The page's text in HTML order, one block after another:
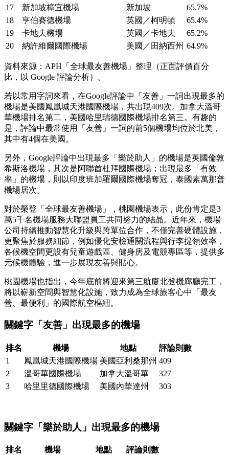
17
新加坡樟宜機場 新加坡
65.7%
18
亨伯賽德機場 英國／柯明頓
65.4%
19
卡地夫機場 英國／卡地夫
65.2%
20
納許維爾國際機場 美國／田納西州 64.9%
資料來源：APH「全球最友善機場」整理（正面評價百分
比，以 Google 評論分析）。
若以常用字詞來看，在Google評論中「友善」一詞出現最多的
機場是美國鳳凰城天港國際機場，共出現409次。加拿大溫哥
華機場排名第二，美國哈里瑞德國際機場排名第三。有趣的
是，評論中最常使用「友善」一詞的前5個機場均位於北美，
其中有4個在美國。
另外，Google評論中出現最多「樂於助人」的機場是英國倫敦
希斯洛機場，其次是阿聯酋杜拜國際機場；出現最多「有效
率」的機場，則以印度班加羅爾國際機場奪冠，泰國素萬那普
機場居次。
對於榮登「全球最友善機場」，桃園機場表示，此份肯定是3
萬5千名機場服務大聯盟員工共同努力的結晶。近年來，機場
公司持續推動智慧化升級與跨單位合作，不僅完善硬體設施，
更聚焦於服務細節，例如優化安檢通關流程與行李提領效率，
各候機空間更設有兒童遊戲區、健身房及電競專區等，提供多
元候機體驗，進一步展現友善與貼心。
桃園機場也指出，今年底前將迎來第三航廈北登機廊廳完工，
將以嶄新空間與智慧化設施，致力成為全球旅客心中「最友
善、最便利」的國際航空樞紐。
關鍵字「友善」出現最多的機場
排名 機場 地點
評論則數
1
鳳凰城天港國際機場 美國亞利桑那州 409
2
溫哥華國際機場 加拿大溫哥華
327
3
哈里里德國際機場 美國內華達州 303
關鍵字「樂於助人」出現最多的機場
排名 機場 地點
評論則數